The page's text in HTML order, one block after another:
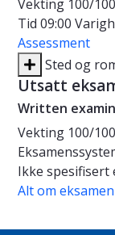
Vekting 100/100
Tid 09:00
Assessment
Sted og
Utsatt
Written
Vekting 100/100
Ikke spesifisert
Alt om